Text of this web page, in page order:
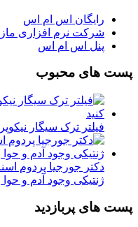
رایگان اس ام اس
شرکت نرم افزاری
پنل اس ام اس
پست های محبوب
فیلتر ترک سیگار
دکتر جورجیا پردوم
ژنتیکی وجود آدم و حوا
پست های پربازدید